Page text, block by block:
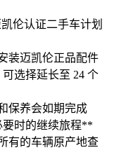
伦认证二手车计划
装迈凯伦正品配件
选择延长至 24 个
保养会如期完成
要时的继续旅程**
有的车辆原产地查